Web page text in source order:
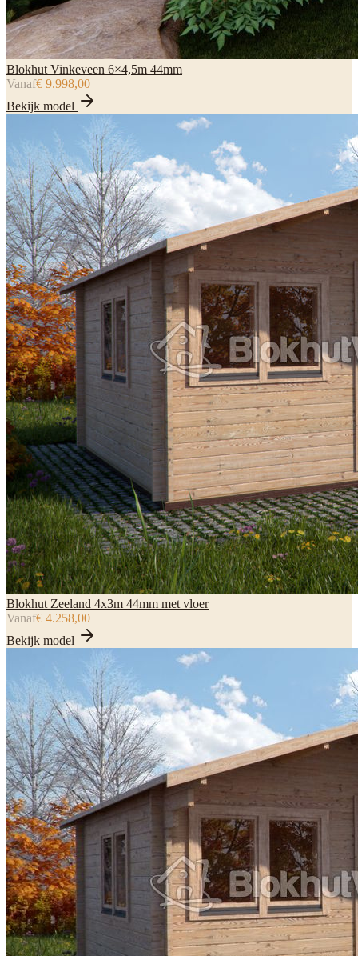
Blokhut Vinkeveen 6×4,5m 44mm
Vanaf€ 9.998,00
Bekijk model
Blokhut Zeeland 4x3m 44mm met vloer
Vanaf€ 4.258,00
Bekijk model